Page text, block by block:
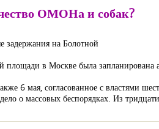
ОМОНа и собак?
задержания на Болотной
площади в Москве была запланирована
6 мая, согласованное с властями
о массовых беспорядках. Из